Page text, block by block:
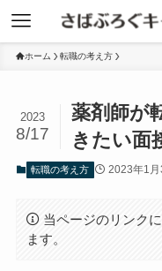
ホーム 転職の考え方
薬剤師が
きたい面
2023
8/17
転職の考え方 2023年1月
当ページのリンク
ます。